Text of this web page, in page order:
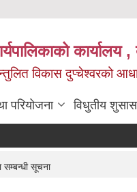
विकास दुप्चेश्वरको
परियोजना विधुतीय
सम्बन्धी सूचना